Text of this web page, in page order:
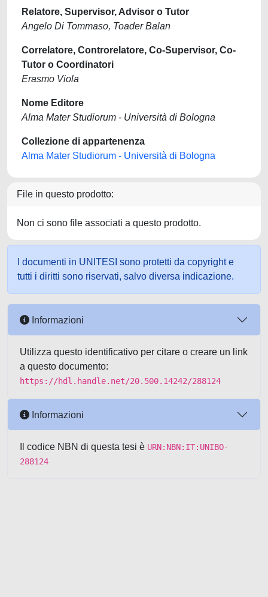
Relatore, Supervisor, Advisor o Tutor
Angelo Di Tommaso, Toader Balan
Correlatore, Controrelatore, Co-Supervisor, Co-
Tutor o Coordinatori
Erasmo Viola
Nome Editore
Alma Mater Studiorum - Università di Bologna
Collezione di appartenenza
Alma Mater Studiorum - Università di Bologna
File in questo prodotto:
Non ci sono file associati a questo prodotto.
I documenti in UNITESI sono protetti da copyright e
tutti i diritti sono riservati, salvo diversa indicazione.
Informazioni
Utilizza questo identificativo per citare o creare un link
a questo documento:
https://hdl.handle.net/20.500.14242/288124
Informazioni
Il codice NBN di questa tesi è URN:NBN:IT:UNIBO-
288124